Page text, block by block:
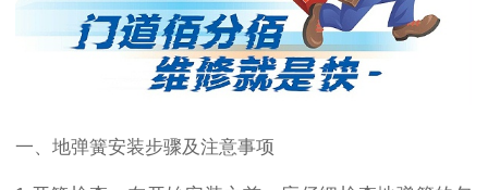
一、地弹簧安装步骤及注意事项